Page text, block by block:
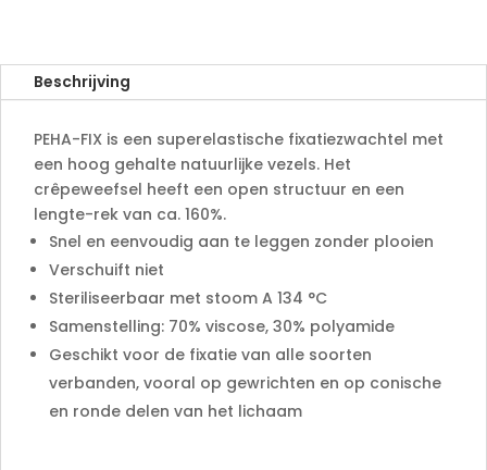
e
Beschrijving
PEHA-FIX is een superelastische fixatiezwachtel met
een hoog gehalte natuurlijke vezels. Het
crêpeweefsel heeft een open structuur en een
lengte-rek van ca. 160%.
Snel en eenvoudig aan te leggen zonder plooien
Verschuift niet
Steriliseerbaar met stoom A 134 °C
Samenstelling: 70% viscose, 30% polyamide
Geschikt voor de fixatie van alle soorten
verbanden, vooral op gewrichten en op conische
en ronde delen van het lichaam